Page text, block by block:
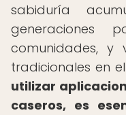
sabiduría
generaciones
comunidades, y
tradicionales en
utilizar
caseros, es